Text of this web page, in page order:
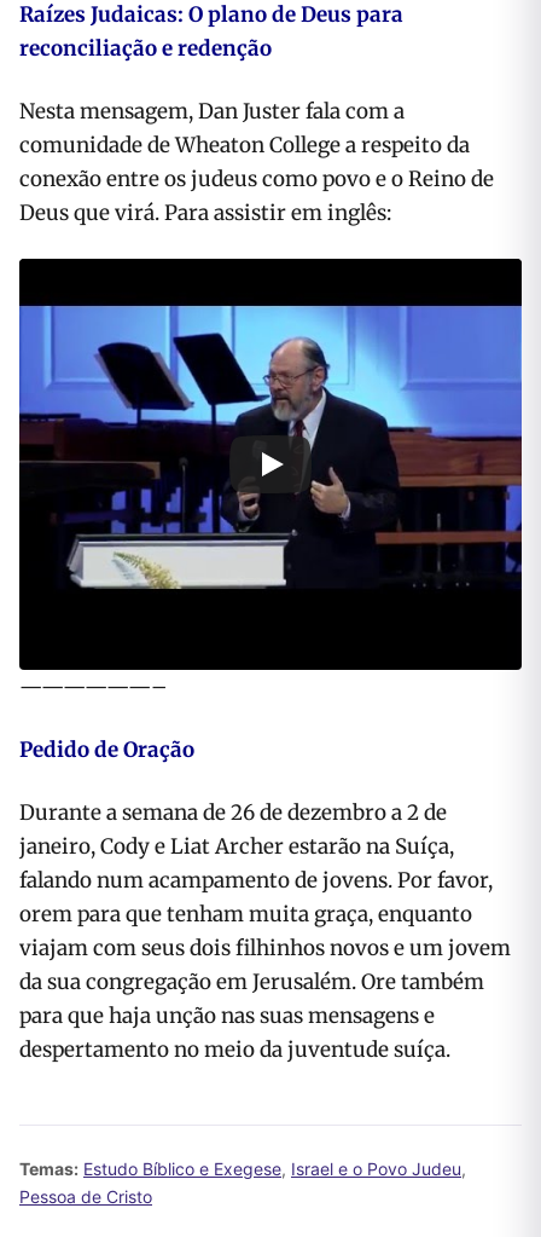
Raízes Judaicas: O plano de Deus para
reconciliação e redenção
Nesta mensagem, Dan Juster fala com a
comunidade de Wheaton College a respeito da
conexão entre os judeus como povo e o Reino de
Deus que virá. Para assistir em inglês:
——————–
Pedido de Oração
Durante a semana de 26 de dezembro a 2 de
janeiro, Cody e Liat Archer estarão na Suíça,
falando num acampamento de jovens. Por favor,
orem para que tenham muita graça, enquanto
viajam com seus dois filhinhos novos e um jovem
da sua congregação em Jerusalém. Ore também
para que haja unção nas suas mensagens e
despertamento no meio da juventude suíça.
Temas: Estudo Bíblico e Exegese, Israel e o Povo Judeu,
Pessoa de Cristo